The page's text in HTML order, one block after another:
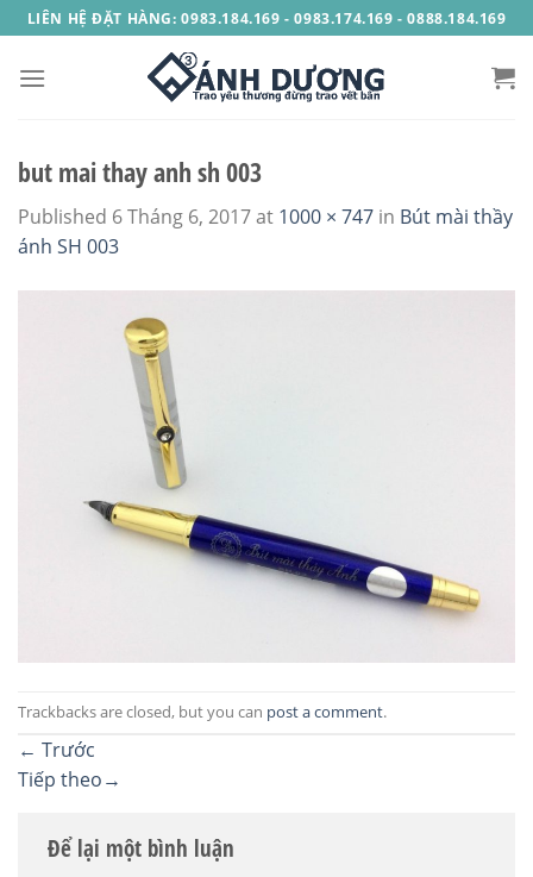
Skip
to
content
LIÊN HỆ ĐẶT HÀNG: 0983.184.169 - 0983.174.169 - 0888.184.169
but mai thay anh sh 003
Published 6 Tháng 6, 2017at 1000 × 747 in Bút mài thầy
ánh SH 003
Trackbacks are closed, but you can post a comment.
← Trước
Tiếp theo→
Để lại một bình luận